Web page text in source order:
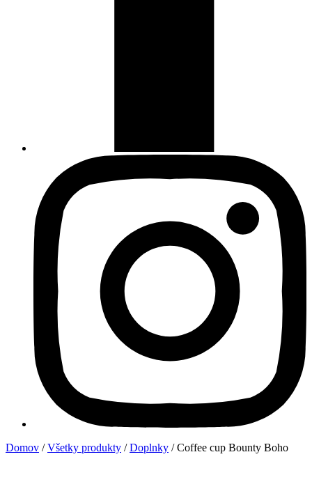
Domov /Všetky produkty /Doplnky / Coffee cup Bounty Boho